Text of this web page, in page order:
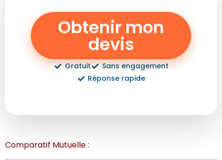
Obtenir mon
devis
Gratuit
Sans engagement
Réponse rapide
Comparatif Mutuelle :